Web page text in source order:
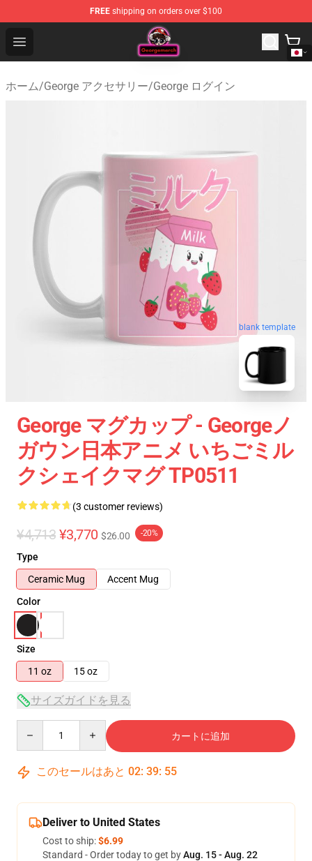
FREE shipping on orders over $100
Open menu
George Store - Official George Merchandise Shop
ホーム/George アクセサリー/George ログイン
blank template
George マグカップ - Georgeノ
ガウン日本アニメ いちごミル
クシェイクマグ TP0511
(3 customer reviews)
¥4,713 ¥3,770 $26.00 -20%
Type
Ceramic Mug
Accent Mug
Color
Size
11 oz
15 oz
サイズガイドを見る
カートに追加
このセールはあと 02: 39: 54
Deliver to United States
Cost to ship:$6.99
Standard - Order today to get byAug. 15 - Aug. 22